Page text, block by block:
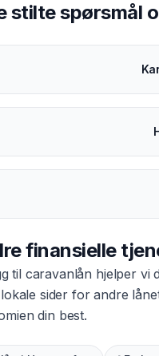
stilte spørsmål
finansielle
til caravanlån hjelper vi
sider for andre
din best.